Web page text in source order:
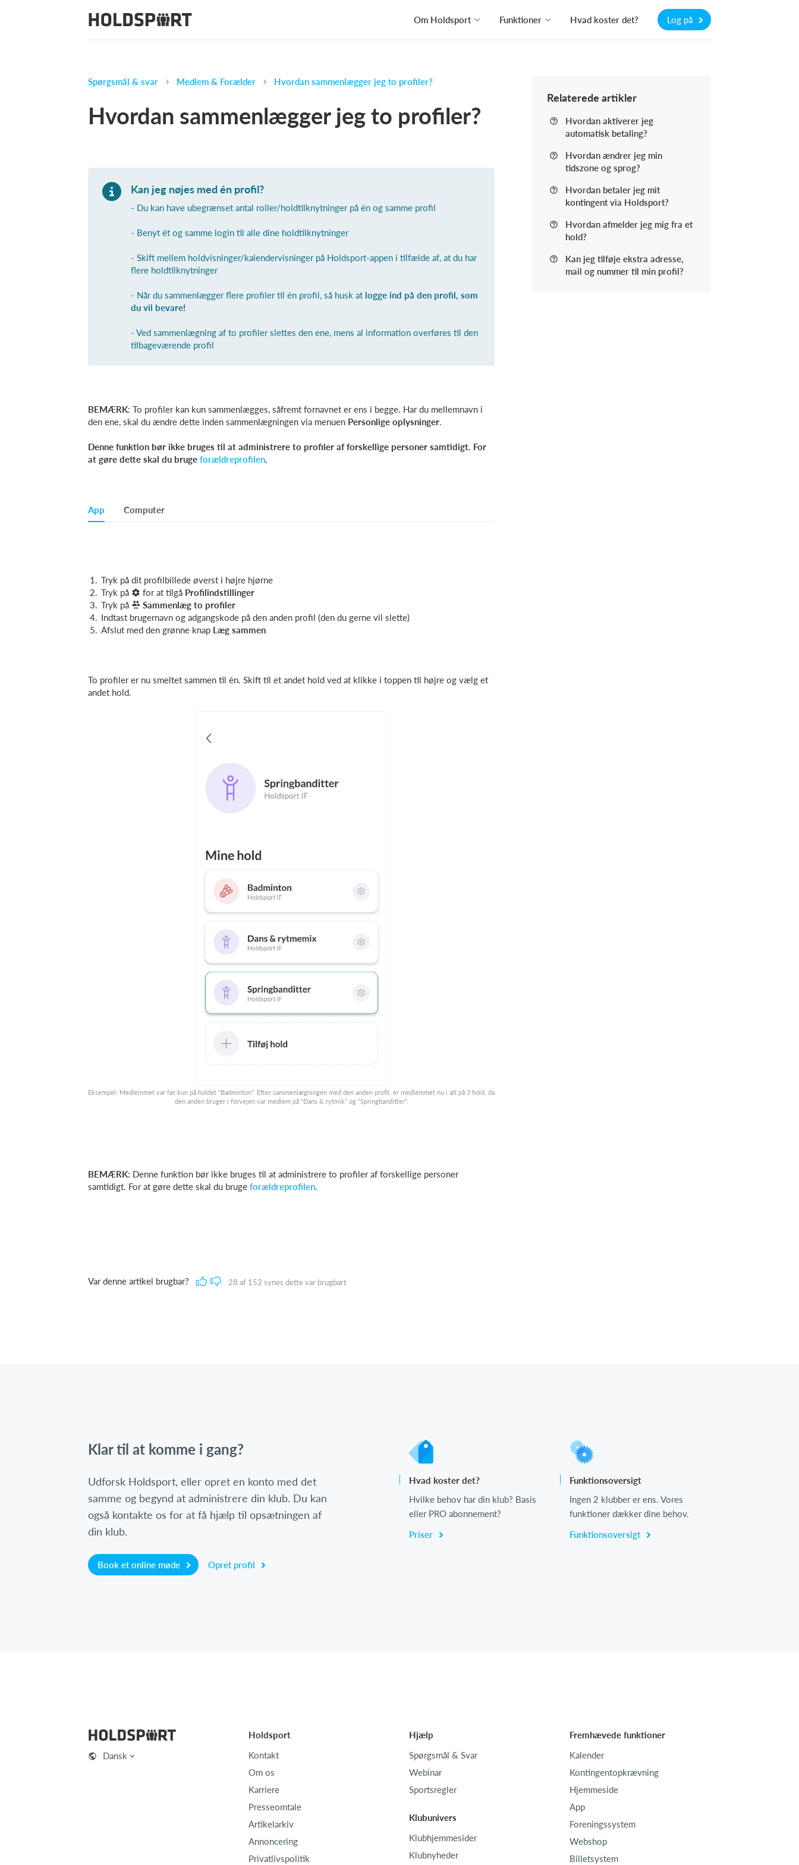
Om Holdsport Funktioner Hvad koster det? Log på
Spørgsmål & svar Medlem & Forælder Hvordan sammenlægger jeg to profiler?
Hvordan sammenlægger jeg to profiler?
Kan jeg nøjes med én profil?
- Du kan have ubegrænset antal roller/holdtilknytninger på én og samme profil
- Benyt ét og samme login til alle dine holdtilknytninger
- Skift mellem holdvisninger/kalendervisninger på Holdsport-appen i tilfælde af, at du har
flere holdtilknytninger
- Når du sammenlægger flere profiler til én profil, så husk at logge ind på den profil, som
du vil bevare!
- Ved sammenlægning af to profiler slettes den ene, mens al information overføres til den
tilbageværende profil
BEMÆRK: To profiler kan kun sammenlægges, såfremt fornavnet er ens i begge. Har du mellemnavn i
den ene, skal du ændre dette inden sammenlægningen via menuen Personlige oplysninger.
Denne funktion bør ikke bruges til at administrere to profiler af forskellige personer samtidigt. For
at gøre dette skal du bruge forældreprofilen.
App Computer
Tryk på dit profilbillede øverst i højre hjørne
Tryk på
for at tilgå Profilindstillinger
Tryk på
Sammenlæg to profiler
Indtast brugernavn og adgangskode på den anden profil (den du gerne vil slette)
Afslut med den grønne knap Læg sammen
To profiler er nu smeltet sammen til én. Skift til et andet hold ved at klikke i toppen til højre og vælg et
andet hold.
Eksempel: Medlemmet var før kun på holdet “Badminton”. Efter sammenlægningen med den anden profil, er medlemmet nu i alt på 3 hold, da
den anden bruger i forvejen var medlem på “Dans & rytmik” og “Springbanditter”.
BEMÆRK: Denne funktion bør ikke bruges til at administrere to profiler af forskellige personer
samtidigt. For at gøre dette skal du bruge forældreprofilen.
Var denne artikel brugbar? 28 af 152 synes dette var brugbart
Relaterede artikler
Hvordan aktiverer jeg
automatisk betaling?
Hvordan ændrer jeg min
tidszone og sprog?
Hvordan betaler jeg mit
kontingent via Holdsport?
Hvordan afmelder jeg mig fra et
hold?
Kan jeg tilføje ekstra adresse,
mail og nummer til min profil?
Klar til at komme i gang?
Udforsk Holdsport, eller opret en konto med det
samme og begynd at administrere din klub. Du kan
også kontakte os for at få hjælp til opsætningen af
din klub.
Book et online møde Opret profil
Hvad koster det?
Hvilke behov har din klub? Basis
eller PRO abonnement?
Priser
Funktionsoversigt
Ingen 2 klubber er ens. Vores
funktioner dækker dine behov.
Funktionsoversigt
Dansk
Holdsport
Kontakt
Om os
Karriere
Presseomtale
Artikelarkiv
Annoncering
Privatlivspolitik
Hjælp
Spørgsmål & Svar
Webinar
Sportsregler
Klubunivers
Klubhjemmesider
Klubnyheder
Fremhævede funktioner
Kalender
Kontingentopkrævning
Hjemmeside
App
Foreningssystem
Webshop
Billetsystem